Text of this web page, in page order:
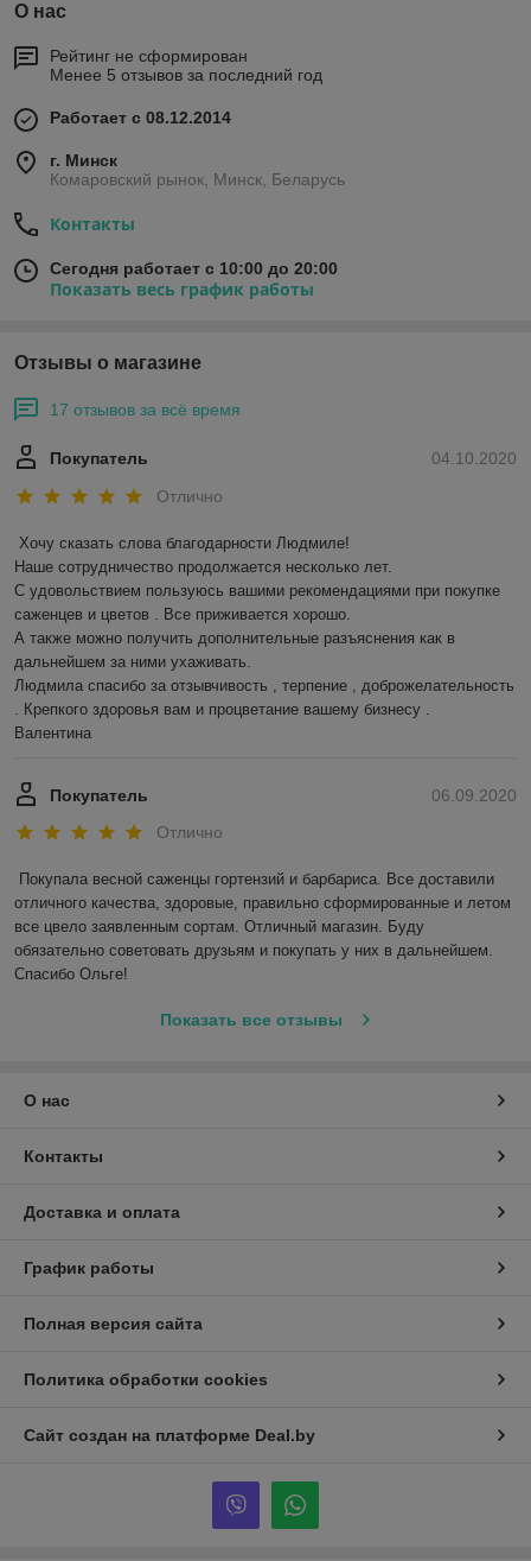
О нас
Рейтинг не сформирован
Менее 5 отзывов за последний год
Работает с 08.12.2014
г. Минск
Комаровский рынок, Минск, Беларусь
Контакты
Сегодня работает с 10:00 до 20:00
Показать весь график работы
Отзывы о магазине
17 отзывов за всё время
04.10.2020
Покупатель
Отлично
Хочу сказать слова благодарности Людмиле!
Наше сотрудничество продолжается несколько лет.
С удовольствием пользуюсь вашими рекомендациями при покупке
саженцев и цветов . Все приживается хорошо.
А также можно получить дополнительные разъяснения как в
дальнейшем за ними ухаживать.
Людмила спасибо за отзывчивость , терпение , доброжелательность
. Крепкого здоровья вам и процветание вашему бизнесу .
Валентина
06.09.2020
Покупатель
Отлично
Покупала весной саженцы гортензий и барбариса. Все доставили
отличного качества, здоровые, правильно сформированные и летом
все цвело заявленным сортам. Отличный магазин. Буду
обязательно советовать друзьям и покупать у них в дальнейшем.
Спасибо Ольге!
Показать все отзывы
О нас
Контакты
Доставка и оплата
График работы
Полная версия сайта
Политика обработки cookies
Сайт создан на платформе Deal.by